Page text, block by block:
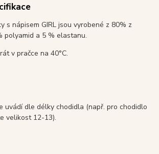
s nápisem GIRL jsou vyrobené z 80% z
polyamid a 5 % elastanu.
v pračce na 40°C.
uvádí dle délky chodidla (např. pro chodidlo
velikost 12-13).